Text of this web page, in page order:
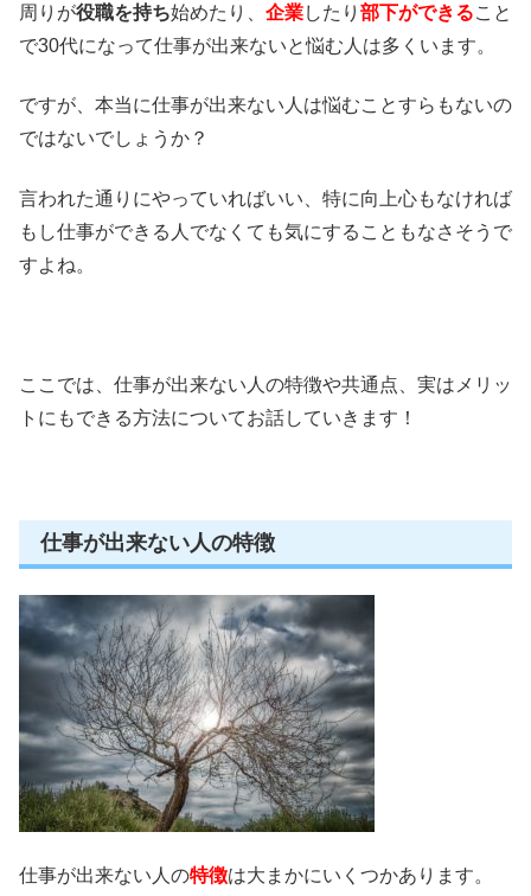
周りが役職を持ち始めたり、 企業したり 部下ができること
で30代になって仕事が出来ないと悩む人は多くいます。
ですが、 本当に仕事が出来ない人は悩むことすらもないの
ではないでしょうか？
言われた通りにやっていればいい、特に向上心もなければ
もし仕事ができる人でなくても気にすることもなさそうで
すよね。
ここでは、 仕事が出来ない人の特徴や共通点、実はメリッ
トにもできる方法についてお話していきます！
仕事が出来ない人の特徴
仕事が出来ない人の特徴は大まかにいくつかあります。